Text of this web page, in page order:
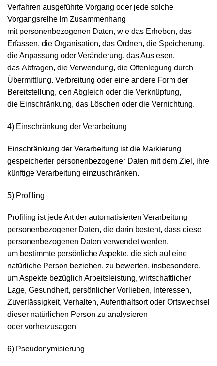
Verfahren ausgeführte Vorgang oder jede solche
Vorgangsreihe im Zusammenhang
mit personenbezogenen Daten, wie das Erheben, das
Erfassen, die Organisation, das Ordnen, die Speicherung,
die Anpassung oder Veränderung, das Auslesen,
das Abfragen, die Verwendung, die Offenlegung durch
Übermittlung, Verbreitung oder eine andere Form der
Bereitstellung, den Abgleich oder die Verknüpfung,
die Einschränkung, das Löschen oder die Vernichtung.
4) Einschränkung der Verarbeitung
Einschränkung der Verarbeitung ist die Markierung
gespeicherter personenbezogener Daten mit dem Ziel, ihre
künftige Verarbeitung einzuschränken.
5) Profiling
Profiling ist jede Art der automatisierten Verarbeitung
personenbezogener Daten, die darin besteht, dass diese
personenbezogenen Daten verwendet werden,
um bestimmte persönliche Aspekte, die sich auf eine
natürliche Person beziehen, zu bewerten, insbesondere,
um Aspekte bezüglich Arbeitsleistung, wirtschaftlicher
Lage, Gesundheit, persönlicher Vorlieben, Interessen,
Zuverlässigkeit, Verhalten, Aufenthaltsort oder Ortswechsel
dieser natürlichen Person zu analysieren
oder vorherzusagen.
6) Pseudonymisierung